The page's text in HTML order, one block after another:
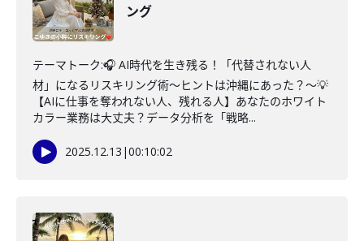
ング
テーマトーク:🎧 AI時代を生き残る！「代替されない人
材」になるリスキリング術～ヒントは沖縄にあった？～💡
【AIに仕事を奪われない人、残れる人】あなたのホワイト
カラー業務は大丈夫？データ分析を「戦略...
2025.12.13 |00:10:02